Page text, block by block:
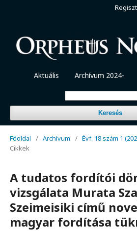
Aktuális Archívum 2024-
Keresés
Főoldal / Archívum / Évf. 18 szám 1
Cikkek
A tudatos fordítói
vizsgálata Murata
Szeimeisiki című
magyar fordítása